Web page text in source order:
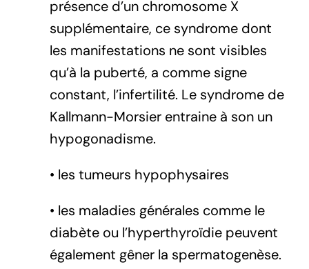
présence d’un chromosome X
supplémentaire, ce syndrome dont
les manifestations ne sont visibles
qu’à la puberté, a comme signe
constant, l’infertilité. Le syndrome de
Kallmann-Morsier entraine à son un
hypogonadisme.
• les tumeurs hypophysaires
• les maladies générales comme le
diabète ou l’hyperthyroïdie peuvent
également gêner la spermatogenèse.